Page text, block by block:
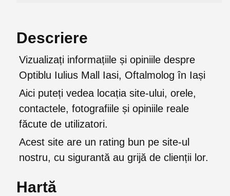
Descriere
Vizualizați informațiile și opiniile despre
Optiblu Iulius Mall Iasi, Oftalmolog în Iași
Aici puteți vedea locația site-ului, orele,
contactele, fotografiile și opiniile reale
făcute de utilizatori.
Acest site are un rating bun pe site-ul
nostru, cu sigurantă au grijă de clienții lor.
Hartă